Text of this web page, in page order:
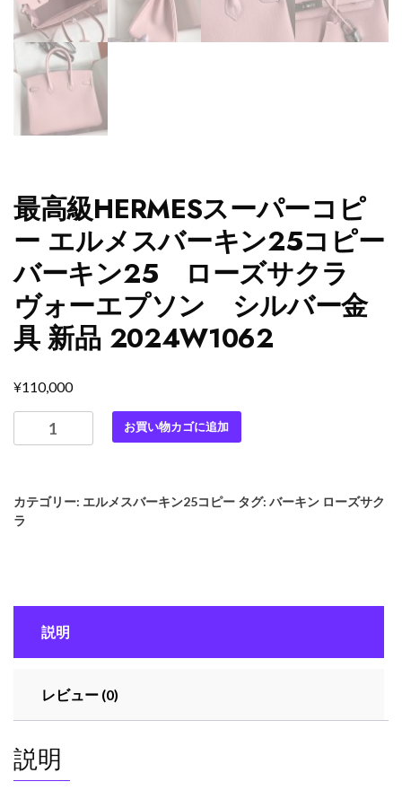
最高級HERMESスーパーコピ
ー エルメスバーキン25コピー
バーキン25 ローズサクラ
ヴォーエプソン シルバー金
具 新品 2024W1062
¥110,000
高
ス
ー
エ
ス
バ
ー
お買い物カゴに追加
カテゴリー: エルメスバーキン25コピー タグ: バーキン ローズサク
ラ
説明
レビュー (0)
説明